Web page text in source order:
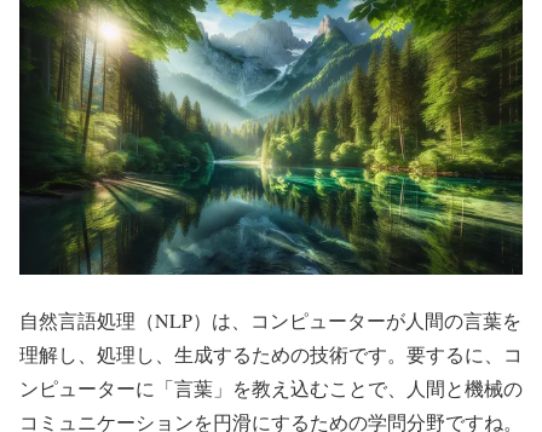
自然言語処理（NLP）は、コンピューターが人間の言葉を
理解し、処理し、生成するための技術です。要するに、コ
ンピューターに「言葉」を教え込むことで、人間と機械の
コミュニケーションを円滑にするための学問分野ですね。